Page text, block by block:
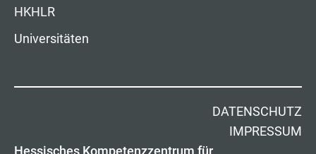
HKHLR
Universitäten
DATENSCHUTZ
IMPRESSUM
Hessisches Kompetenzzentrum für